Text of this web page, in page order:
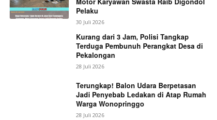
Pelaku
30 Juli 2026
Kurang dari 3 Jam, Polisi Tangkap
Terduga Pembunuh Perangkat Desa di
Pekalongan
28 Juli 2026
Terungkap! Balon Udara Berpetasan
Jadi Penyebab Ledakan di Atap Rumah
Warga Wonopringgo
28 Juli 2026